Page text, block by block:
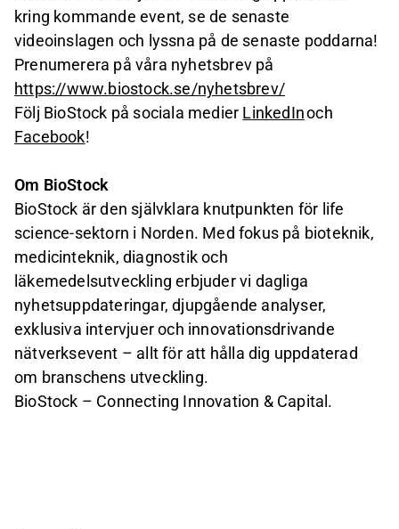
kring kommande event, se de senaste
videoinslagen och lyssna på de senaste poddarna!
Prenumerera på våra nyhetsbrev på
https://www.biostock.se/nyhetsbrev/
Följ BioStock på sociala medier LinkedInoch
Facebook!
Om BioStock
BioStock är den självklara knutpunkten för life
science-sektorn i Norden. Med fokus på bioteknik,
medicinteknik, diagnostik och
läkemedelsutveckling erbjuder vi dagliga
nyhetsuppdateringar, djupgående analyser,
exklusiva intervjuer och innovationsdrivande
nätverksevent – allt för att hålla dig uppdaterad
om branschens utveckling.
BioStock – Connecting Innovation & Capital.